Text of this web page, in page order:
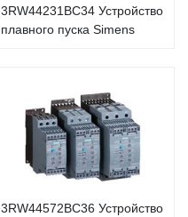
3RW44231BC34 Устройство
плавного пуска Simens
3RW44572BC36 Устройство